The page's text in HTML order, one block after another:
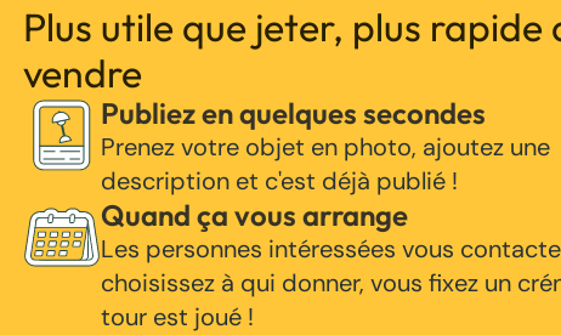
Plus utile que jeter, plus rapide
vendre
Publiez en quelques secondes
Prenez votre objet en photo, ajoutez une
description et c'est déjà publié !
Quand ça vous arrange
Les personnes intéressées vous
choisissez à qui donner, vous fixez un
tour est joué !